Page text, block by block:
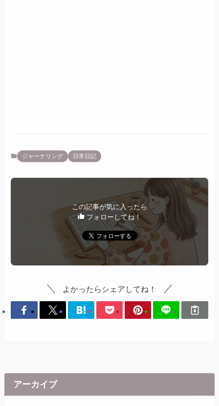
ジャーナリング 日常日記
この記事が気に入ったら
フォローしてね！
よかったらシェアしてね！
アーカイブ